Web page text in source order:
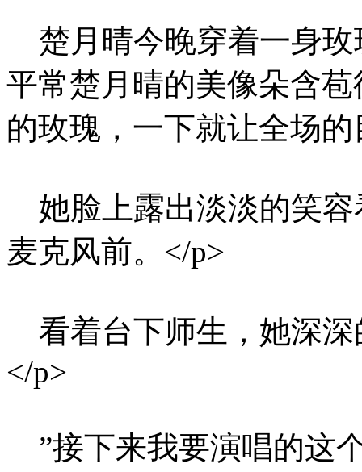
楚月晴今晚穿着一身玫
平常楚月晴的美像朵含
的玫瑰，一下就让全场
她脸上露出淡淡的笑容
麦克风前。</p>
看着台下师生，她深深
</p>
”接下来我要演唱的这